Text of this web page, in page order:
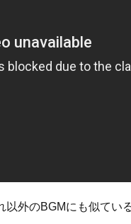
外のBGMにも似てい